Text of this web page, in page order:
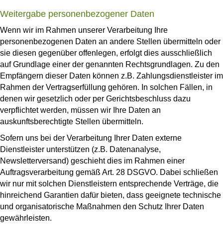
Weitergabe personenbezogener Daten
Wenn wir im Rahmen unserer Verarbeitung Ihre
personenbezogenen Daten an andere Stellen übermitteln oder
sie diesen gegenüber offenlegen, erfolgt dies ausschließlich
auf Grundlage einer der genannten Rechtsgrundlagen. Zu den
Empfängern dieser Daten können z.B. Zahlungsdienstleister im
Rahmen der Vertragserfüllung gehören. In solchen Fällen, in
denen wir gesetzlich oder per Gerichtsbeschluss dazu
verpflichtet werden, müssen wir Ihre Daten an
auskunftsberechtigte Stellen übermitteln.
Sofern uns bei der Verarbeitung Ihrer Daten externe
Dienstleister unterstützen (z.B. Datenanalyse,
Newsletterversand) geschieht dies im Rahmen einer
Auftragsverarbeitung gemäß Art. 28 DSGVO. Dabei schließen
wir nur mit solchen Dienstleistern entsprechende Verträge, die
hinreichend Garantien dafür bieten, dass geeignete technische
und organisatorische Maßnahmen den Schutz Ihrer Daten
gewährleisten.